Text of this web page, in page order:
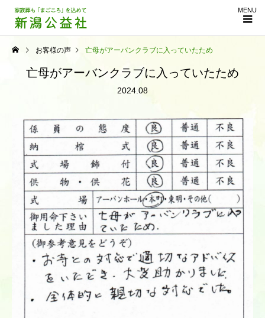
MENU
お客様の声 亡母がアーバンクラブに入っていたため
亡母がアーバンクラブに入っていたため
2024.08